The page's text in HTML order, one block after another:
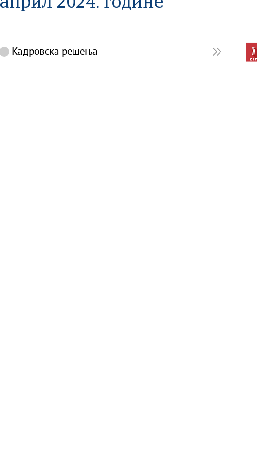
Кадровска решења